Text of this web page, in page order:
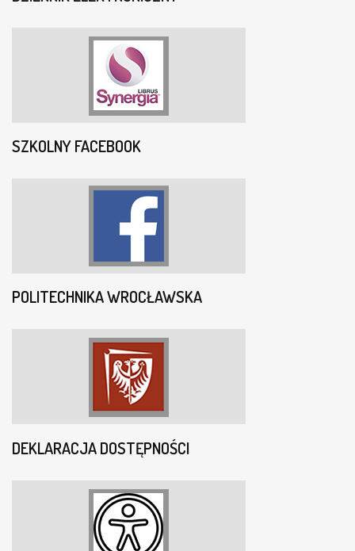
SZKOLNY FACEBOOK
POLITECHNIKA WROCŁAWSKA
DEKLARACJA DOSTĘPNOŚCI